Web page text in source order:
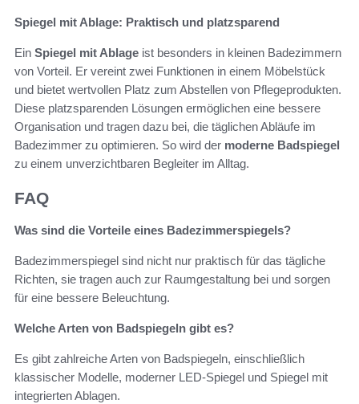
Spiegel mit Ablage: Praktisch und platzsparend
Ein Spiegel mit Ablage ist besonders in kleinen Badezimmern
von Vorteil. Er vereint zwei Funktionen in einem Möbelstück
und bietet wertvollen Platz zum Abstellen von Pflegeprodukten.
Diese platzsparenden Lösungen ermöglichen eine bessere
Organisation und tragen dazu bei, die täglichen Abläufe im
Badezimmer zu optimieren. So wird der moderne Badspiegel
zu einem unverzichtbaren Begleiter im Alltag.
FAQ
Was sind die Vorteile eines Badezimmerspiegels?
Badezimmerspiegel sind nicht nur praktisch für das tägliche
Richten, sie tragen auch zur Raumgestaltung bei und sorgen
für eine bessere Beleuchtung.
Welche Arten von Badspiegeln gibt es?
Es gibt zahlreiche Arten von Badspiegeln, einschließlich
klassischer Modelle, moderner LED-Spiegel und Spiegel mit
integrierten Ablagen.